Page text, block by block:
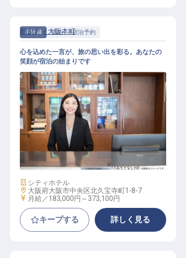
正社員 宿泊 宿泊予約
宿泊予約
都シティ大阪本町
心を込めた一言が、旅の思い出を彩る。あなたの
笑顔が宿泊の始まりです
施設業態
シティホテル
勤務地
大阪府大阪市中央区北久宝寺町1-8-7
給与
月給／183,000円～ 373,100円
キープする 詳しく見る